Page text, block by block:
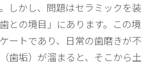
しかし、問題はセラミックを装
との境目」にあります。この境
ートであり、日常の歯磨きが不
歯垢）が溜まると、そこから土